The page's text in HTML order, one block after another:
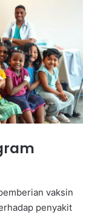
vaksin
penyakit